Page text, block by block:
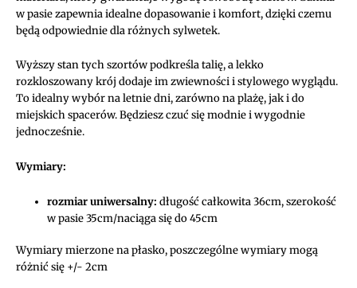
w pasie zapewnia idealne dopasowanie i komfort, dzięki czemu
będą odpowiednie dla różnych sylwetek.
Wyższy stan tych szortów podkreśla talię, a lekko
rozkloszowany krój dodaje im zwiewności i stylowego wyglądu.
To idealny wybór na letnie dni, zarówno na plażę, jak i do
miejskich spacerów. Będziesz czuć się modnie i wygodnie
jednocześnie.
Wymiary:
rozmiar uniwersalny: długość całkowita 36cm, szerokość
w pasie 35cm/naciąga się do 45cm
Wymiary mierzone na płasko, poszczególne wymiary mogą
różnić się +/- 2cm